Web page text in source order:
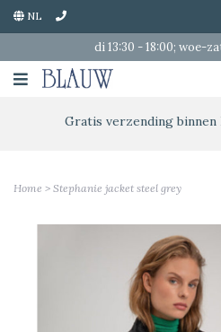
NL
di 13:30 - 18:00; woe-
Gratis verzending binnen
Home > Stephanie jacket steel grey